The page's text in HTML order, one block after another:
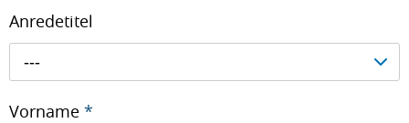
Anredetitel
---
Vorname *